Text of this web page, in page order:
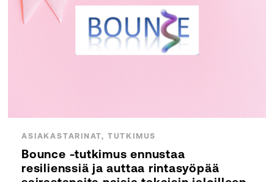
ASIAKASTARINAT, TUTKIMUS
Bounce -tutkimus ennustaa
resilienssiä ja auttaa rintasyöpää